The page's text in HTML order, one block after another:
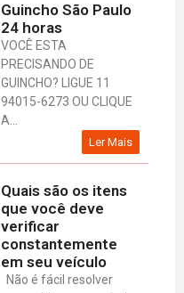
Guincho São Paulo
24 horas
VOCÊ ESTA
PRECISANDO DE
GUINCHO? LIGUE 11
94015-6273 OU CLIQUE
A...
Ler Mais
Quais são os itens
que você deve
verificar
constantemente
em seu veículo
Não é fácil resolver